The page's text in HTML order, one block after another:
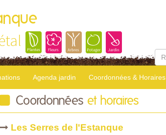
Agenda jardin Coordonnées & Horaires
Coordonnées et horaires
Les Serres de l'Estanque